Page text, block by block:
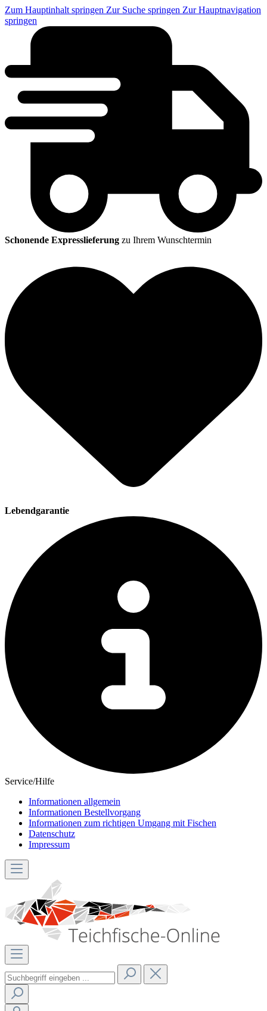
Zum Hauptinhalt springen Zur Suche springen Zur Hauptnavigation
springen
Schonende Expresslieferung zu Ihrem Wunschtermin
Lebendgarantie
Service/Hilfe
Informationen allgemein
Informationen Bestellvorgang
Informationen zum richtigen Umgang mit Fischen
Datenschutz
Impressum